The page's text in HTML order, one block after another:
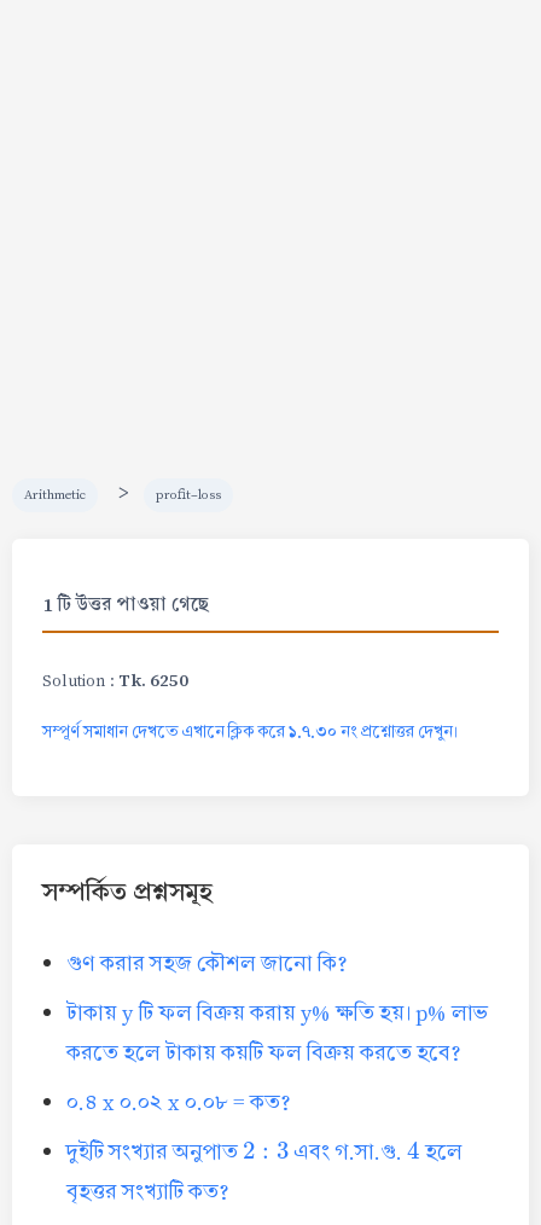
Arithmetic > profit-loss
1 টি উত্তর পাওয়া গেছে
Solution : Tk. 6250
সম্পূর্ণ সমাধান দেখতে এখানে ক্লিক করে১.৭.৩০ নং প্রশ্নোত্তর দেখুন।
সম্পর্কিত প্রশ্নসমূহ
গুণ করার সহজ কৌশল জানো কি?
টাকায় y টি ফল বিক্রয় করায় y% ক্ষতি হয়। p% লাভ
করতে হলে টাকায় কয়টি ফল বিক্রয় করতে হবে?
০.৪ x ০.০২ x ০.০৮ = কত?
দুইটি সংখ্যার অনুপাত 2: এবং গ.সা.গু.4 হলে
বৃহত্তর সংখ্যাটি কত?